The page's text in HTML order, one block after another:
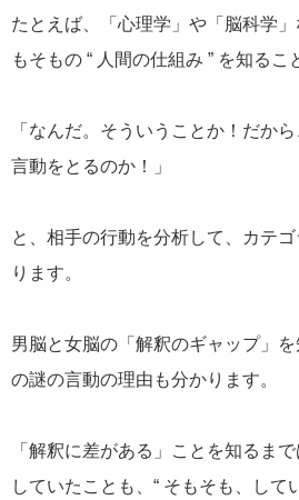
たとえば、「心理学」や「脳科学
もそもの “ 人間の仕組み ” を知るこ
「なんだ。そういうことか！だか
言動をとるのか！」
と、相手の行動を分析して、カテ
ります。
男脳と女脳の「解釈のギャップ」
の謎の言動の理由も分かります。
「解釈に差がある」ことを知るま
していたことも、“ そもそも、して